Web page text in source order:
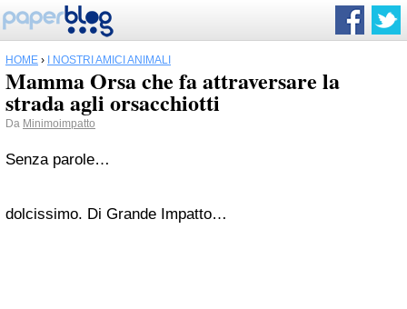
HOME › I NOSTRI AMICI ANIMALI
Mamma Orsa che fa attraversare la
strada agli orsacchiotti
Da Minimoimpatto
Senza parole…
dolcissimo. Di Grande Impatto…